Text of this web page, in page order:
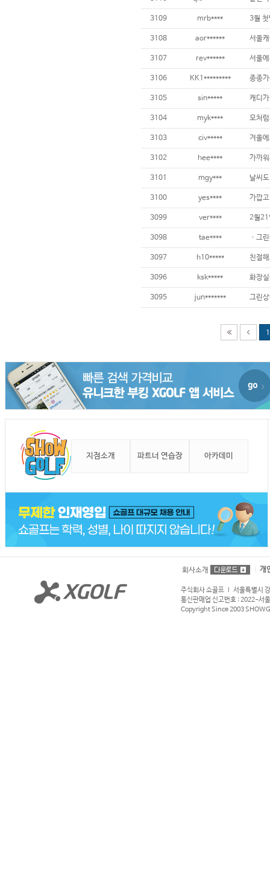
3109 mrb****
3108 aor******
3107 rev******
3106 KK1*********
3105 sin*****
3104 myk****
3103 civ*****
3102 hee**** 가까
3101 mgy*** 날씨
3100 yes**** 가깝
3099 ver****
3098 tae****
3097 h10***** 친절
3096 ksk*****
3095 jun*******
1
지점소개 파트너 연습장 아카데미
회사소개 개
주식회사 쇼골프 l 서울특별시
통신판매업 신고번호 : 2022-
Copyright Since 2003